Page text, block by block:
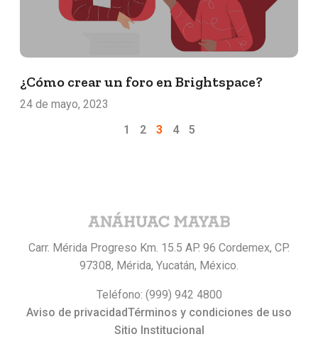
¿Cómo crear un foro en Brightspace?
24 de mayo, 2023
1
2 3 4 5
Carr. Mérida Progreso Km. 15.5 AP. 96 Cordemex, CP.
97308, Mérida, Yucatán, México.
Teléfono: (999) 942 4800
Aviso de privacidadTérminos y condiciones de uso
Sitio Institucional